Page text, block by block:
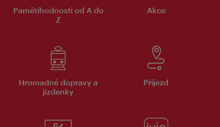
Pamětihodnosti od A do
Z
Akce
Hromadné dopravy a
jízdenky
Příjezd